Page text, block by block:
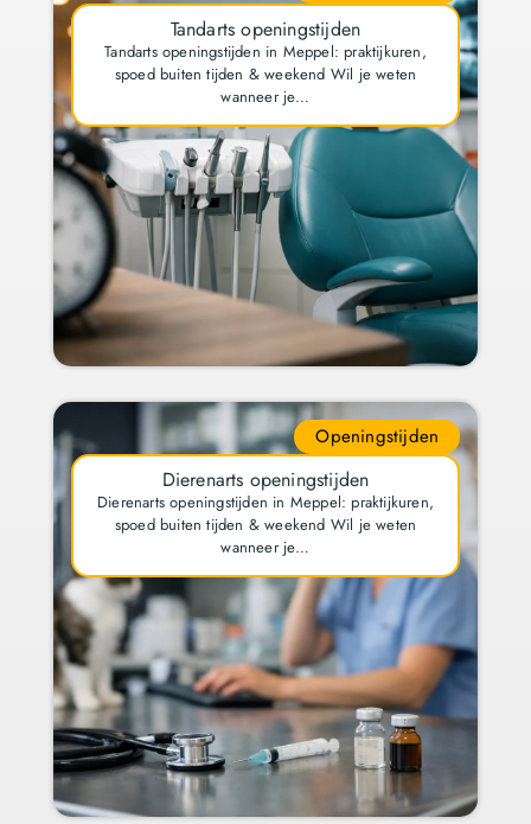
Tandarts openingstijden
Tandarts openingstijden in Meppel: praktijkuren,
spoed buiten tijden & weekend Wil je weten
wanneer je…
Openingstijden
Dierenarts openingstijden
Dierenarts openingstijden in Meppel: praktijkuren,
spoed buiten tijden & weekend Wil je weten
wanneer je…